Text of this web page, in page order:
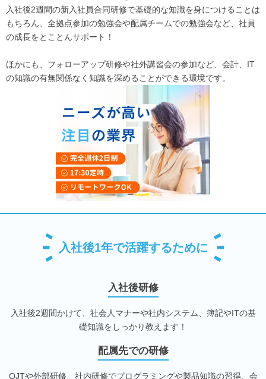
入社後2週間の新入社員合同研修で基礎的な知識を身につけることは
もちろん、全拠点参加の勉強会や配属チームでの勉強会など、社員
の成長をとことんサポート！
ほかにも、フォローアップ研修や社外講習会の参加など、会計、IT
の知識の有無関係なく知識を深めることができる環境です。
入社後1年で活躍するために
入社後研修
入社後2週間かけて、社会人マナーや社内システム、簿記やITの基
礎知識をしっかり教えます！
配属先での研修
OJTや外部研修、社内研修でプログラミングや製品知識の習得、会